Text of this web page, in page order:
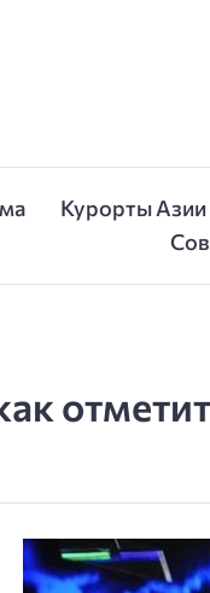
Курорты Азии